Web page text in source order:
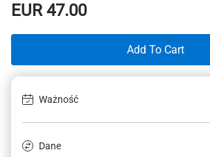
EUR47.00
Add To Cart
Ważność
Dane